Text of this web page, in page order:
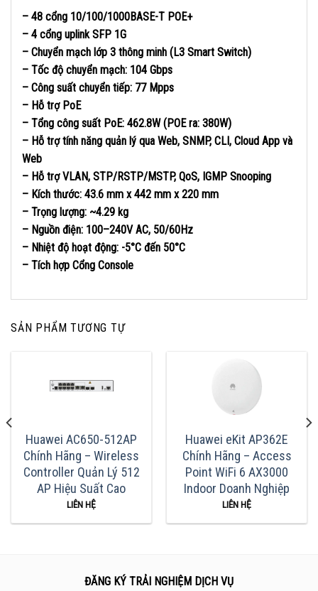
– 48 cổng 10/100/1000BASE-T POE+
– 4 cổng uplink SFP 1G
– Chuyển mạch lớp 3 thông minh (L3 Smart Switch)
– Tốc độ chuyển mạch: 104 Gbps
– Công suất chuyển tiếp: 77 Mpps
– Hỗ trợ PoE
– Tổng công suất PoE: 462.8W (POE ra: 380W)
– Hỗ trợ tính năng quản lý qua Web, SNMP, CLI, Cloud App và
Web
– Hỗ trợ VLAN, STP/RSTP/MSTP, QoS, IGMP Snooping
– Kích thước: 43.6 mm x 442 mm x 220 mm
– Trọng lượng: ~4.29 kg
– Nguồn điện: 100–240V AC, 50/60Hz
– Nhiệt độ hoạt động: -5°C đến 50°C
– Tích hợp Cổng Console
SẢN PHẨM TƯƠNG TỰ
Huawei AC650-512AP
Chính Hãng – Wireless
Controller Quản Lý 512
AP Hiệu Suất Cao
LIÊN HỆ
Huawei eKit AP362E
Chính Hãng – Access
Point WiFi 6 AX3000
Indoor Doanh Nghiệp
LIÊN HỆ
ĐĂNG KÝ TRẢI NGHIỆM DỊCH VỤ